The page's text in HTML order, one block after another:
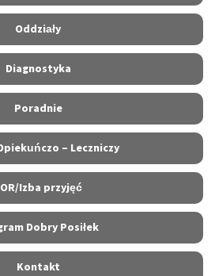
Oddziały
Diagnostyka
Poradnie
– Leczniczy
Izba przyjęć
Dobry Posiłek
Kontakt